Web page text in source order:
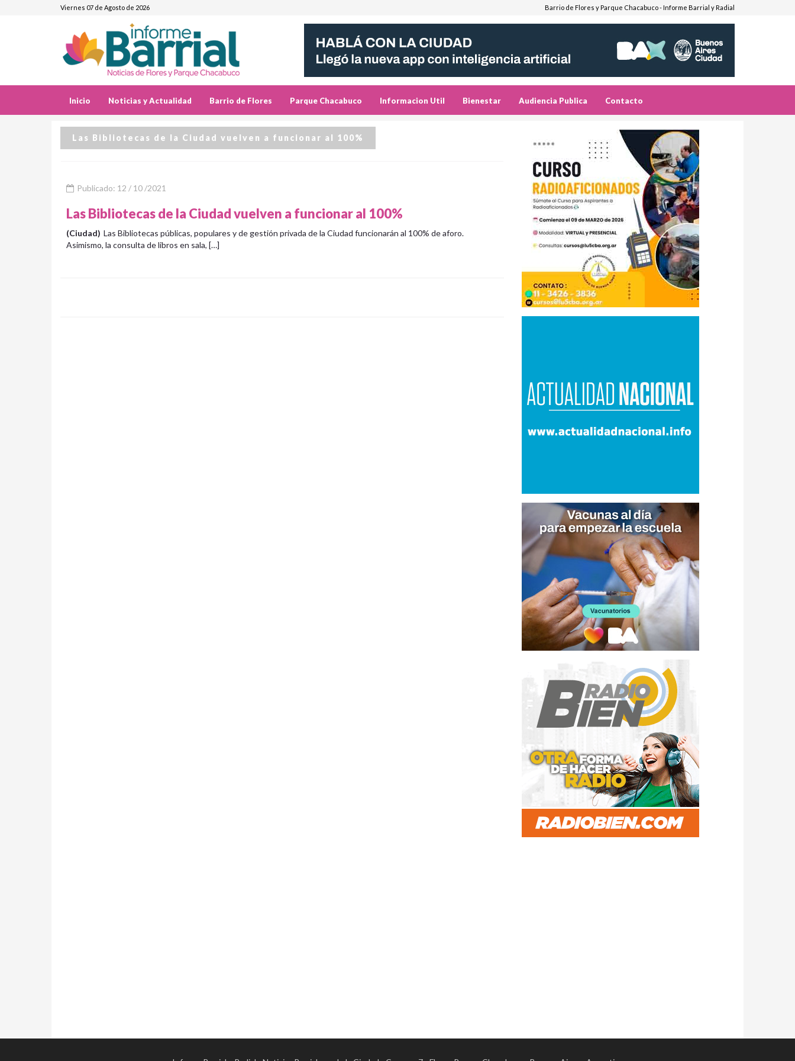
Viernes 07 de Agosto de 2026 Barrio de Flores y Parque Chacabuco - Informe Barrial y Radial
Inicio Noticias y Actualidad Barrio de Flores Parque Chacabuco Informacion Util Bienestar Audiencia Publica Contacto
Las Bibliotecas de la Ciudad vuelven a funcionar al 100%
Publicado: 12 / 10 /2021
Las Bibliotecas de la Ciudad vuelven a funcionar al 100%
(Ciudad) Las Bibliotecas públicas, populares y de gestión privada de la Ciudad funcionarán al 100% de aforo.
Asimismo, la consulta de libros en sala, […]